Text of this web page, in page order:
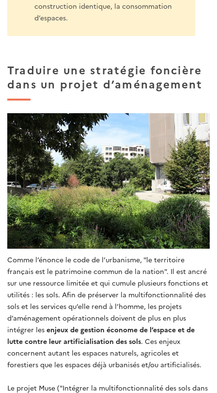
construction identique, la consommation
d’espaces.
Traduire une stratégie foncière
dans un projet d’aménagement
Comme l’énonce le code de l’urbanisme, "le territoire
français est le patrimoine commun de la nation". Il est ancré
sur une ressource limitée et qui cumule plusieurs fonctions et
utilités : les sols. Afin de préserver la multifonctionnalité des
sols et les services qu’elle rend à l’homme, les projets
d’aménagement opérationnels doivent de plus en plus
intégrer les enjeux de gestion économe de l’espace et de
lutte contre leur artificialisation des sols. Ces enjeux
concernent autant les espaces naturels, agricoles et
forestiers que les espaces déjà urbanisés et/ou artificialisés.
Le projet Muse ("Intégrer la multifonctionnalité des sols dans